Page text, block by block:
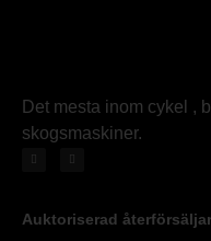
Det mesta inom cykel ,
skogsmaskiner.
Auktoriserad